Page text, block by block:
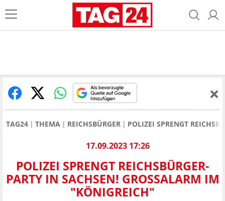
TAG24 THEMA REICHSBÜRGER POLIZEI SPRENGT
17.09.2023 17:26
POLIZEI SPRENGT REICHSBÜRGER-
PARTY IN SACHSEN! GROSSALARM IM "
KÖNIGREICH"